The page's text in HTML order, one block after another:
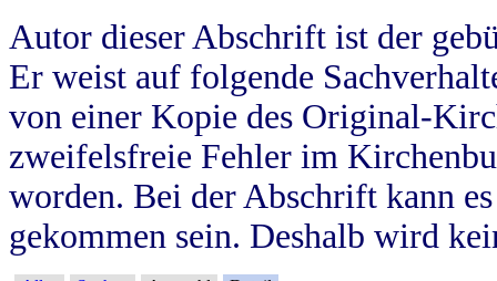
Autor dieser Abschrift ist der
Er weist auf folgende
von einer Kopie des Original-
zweifelsfreie Fehler im
worden. Bei der Abschrift kann
gekommen sein. Deshalb wird